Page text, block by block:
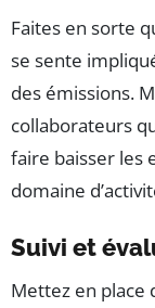
Faites en sorte
se sente
des émissions.
collaborateurs
faire baisser les
domaine
Suivi et
Mettez en place